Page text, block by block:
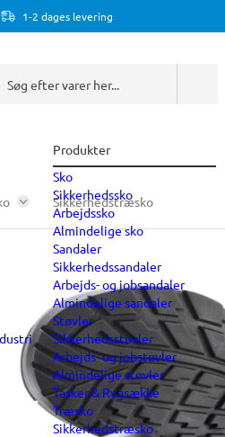
1-2 dages levering
Produkter
Sko
Sikkerhedssko
Arbejdssko
Almindelige sko
Sandaler
Sikkerhedssandaler
Arbejds- og jobsandaler
Almindelige sandaler
Støvler
Sikkerhedsstøvler
Arbejds- og jobstøvler
Almindelige støvler
Tasker & Rygsække
Træsko
Sikkerhedstræsko
Sikkerhedstræsko